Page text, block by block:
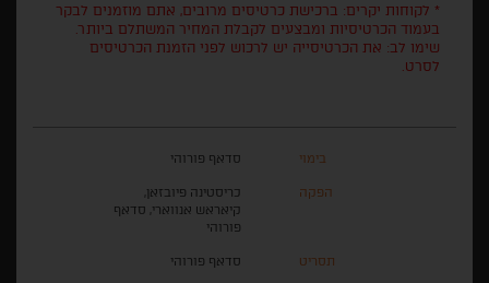
* לקוחות יקרים: ברכישת כרטיסים מרובים, אתם מוזמנים לבקר
בעמוד הכרטיסיות ומבצעים לקבלת המחיר המשתלם ביותר.
שימו לב: את הכרטיסייה יש לרכוש לפני הזמנת הכרטיסים
לסרט.
בימוי סדאף פורוהי
הפקה
כריסטינה פיובזאן,
קיאראש אנווארי, סדאף
פורוהי
תסריט סדאף פורוהי